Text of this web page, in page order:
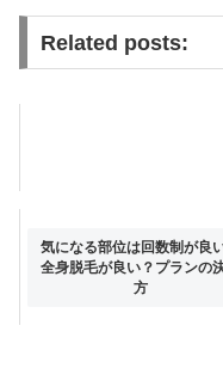
Related posts:
気になる部位は回数制が良
全身脱毛が良い？プランの
方